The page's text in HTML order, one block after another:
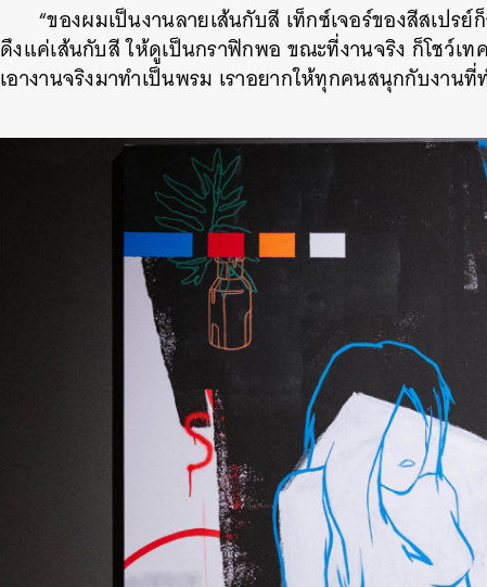
“ของผมเป็นงานลายเส้นกับสี เท็กซ์เจอร์ของสีสเปร
ดึงแค่เส้นกับสี ให้ดูเป็นกราฟิกพอ ขณะที่งานจริง ก็โชว์เ
เอางานจริงมาทำเป็นพรม เราอยากให้ทุกคนสนุกกับงาน